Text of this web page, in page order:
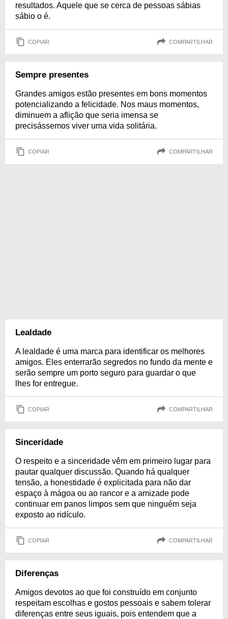
resultados. Aquele que se cerca de pessoas sábias
sábio o é.
COPIAR COMPARTILHAR
Sempre presentes
Grandes amigos estão presentes em bons momentos
potencializando a felicidade. Nos maus momentos,
diminuem a aflição que seria imensa se
precisássemos viver uma vida solitária.
COPIAR COMPARTILHAR
Lealdade
A lealdade é uma marca para identificar os melhores
amigos. Eles enterrarão segredos no fundo da mente e
serão sempre um porto seguro para guardar o que
lhes for entregue.
COPIAR COMPARTILHAR
Sinceridade
O respeito e a sinceridade vêm em primeiro lugar para
pautar qualquer discussão. Quando há qualquer
tensão, a honestidade é explicitada para não dar
espaço à mágoa ou ao rancor e a amizade pode
continuar em panos limpos sem que ninguém seja
exposto ao ridículo.
COPIAR COMPARTILHAR
Diferenças
Amigos devotos ao que foi construído em conjunto
respeitam escolhas e gostos pessoais e sabem tolerar
diferenças entre seus iguais, pois entendem que a